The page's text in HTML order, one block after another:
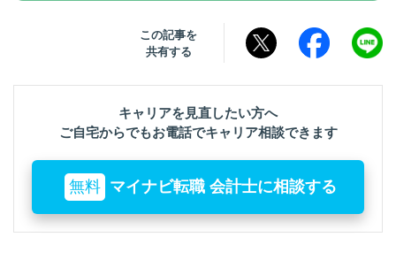
この記事を
共有する
キャリアを見直したい方へ
ご自宅からでもお電話でキャリア相談できます
無料 マイナビ転職 会計士に相談する